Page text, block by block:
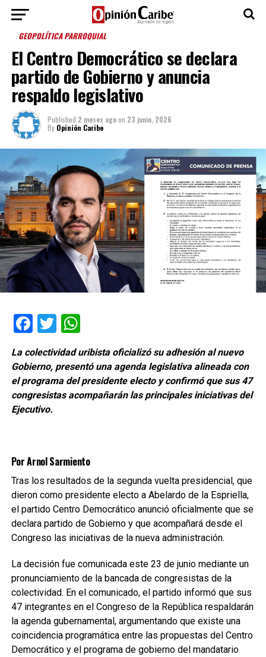
GEOPOLÍTICA PARROQUIAL
El Centro Democrático se declara
partido de Gobierno y anuncia
respaldo legislativo
Published 2 meses agoon 23 junio, 2026
By Opinión Caribe
Facebook
TwitterWhatsApp
La colectividad uribista oficializó su adhesión al nuevo
Gobierno, presentó una agenda legislativa alineada con
el programa del presidente electo y confirmó que sus 47
congresistas acompañarán las principales iniciativas del
Ejecutivo.
Por Arnol Sarmiento
Tras los resultados de la segunda vuelta presidencial, que
dieron como presidente electo a Abelardo de la Espriella,
el partido Centro Democrático anunció oficialmente que se
declara partido de Gobierno y que acompañará desde el
Congreso las iniciativas de la nueva administración.
La decisión fue comunicada este 23 de junio mediante un
pronunciamiento de la bancada de congresistas de la
colectividad. En el comunicado, el partido informó que sus
47 integrantes en el Congreso de la República respaldarán
la agenda gubernamental, argumentando que existe una
coincidencia programática entre las propuestas del Centro
Democrático y el programa de gobierno del mandatario